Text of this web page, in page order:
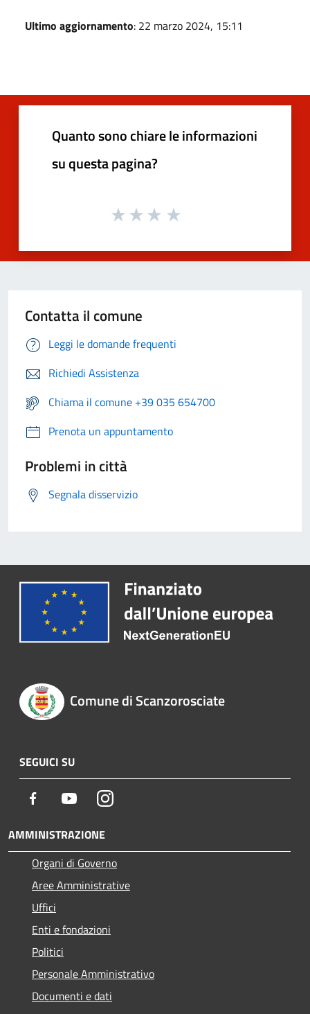
Ultimo aggiornamento: 22 marzo 2024, 15:11
Quanto sono chiare le informazioni
su questa pagina?
Contatta il comune
Leggi le domande frequenti
Richiedi Assistenza
Chiama il comune +39 035 654700
Prenota un appuntamento
Problemi in città
Segnala disservizio
Comune di Scanzorosciate
SEGUICI SU
Facebook YoutubeInstagram
AMMINISTRAZIONE
Organi di Governo
Aree Amministrative
Uffici
Enti e fondazioni
Politici
Personale Amministrativo
Documenti e dati